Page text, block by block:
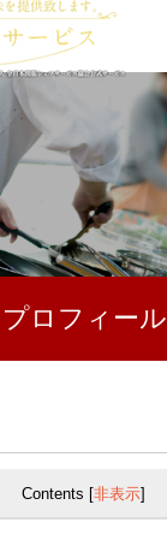
プロフィール
Contents [非表示]